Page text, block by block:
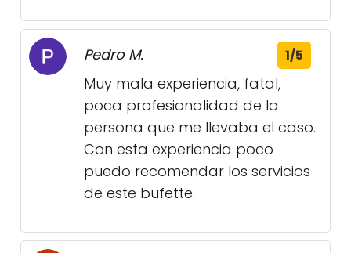
Pedro M. 1/5
Muy mala experiencia, fatal,
poca profesionalidad de la
persona que me llevaba el caso.
Con esta experiencia poco
puedo recomendar los servicios
de este bufette.